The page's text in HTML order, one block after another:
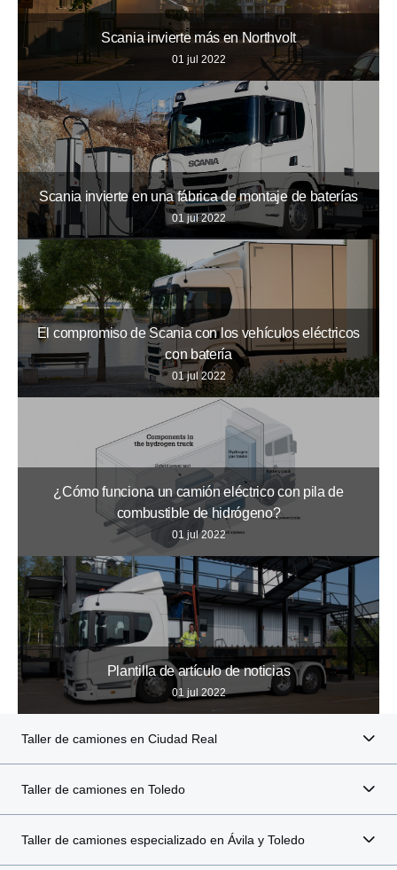
Scania invierte más en Northvolt
01 jul 2022
Scania invierte en una fábrica de montaje de baterías
01 jul 2022
El compromiso de Scania con los vehículos eléctricos
con batería
01 jul 2022
¿Cómo funciona un camión eléctrico con pila de
combustible de hidrógeno?
01 jul 2022
Plantilla de artículo de noticias
01 jul 2022
Taller de camiones en Ciudad Real
Taller de camiones en Toledo
Taller de camiones especializado en Ávila y Toledo